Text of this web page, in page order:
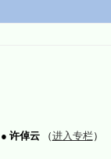
● 许倬云 （进入专栏）